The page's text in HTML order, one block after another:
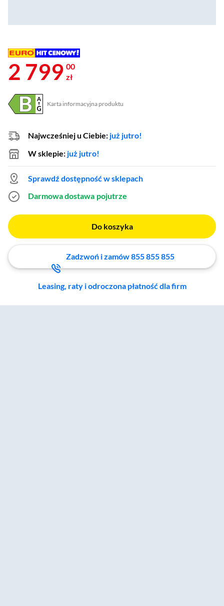
2 799 00
zł
Karta informacyjna produktu
Plik w formacie pdf
(otworzy się w nowym oknie)
Najwcześniej u Ciebie: już jutro!
W sklepie: już jutro!
Sprawdź dostępność w sklepach
Darmowa dostawa pojutrze
Do koszyka
Zadzwoń i zamów 855 855 855
Leasing, raty i odroczona płatność dla firm